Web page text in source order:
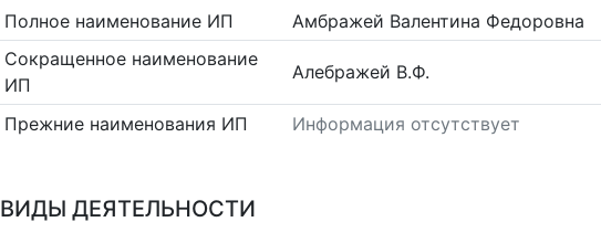
Полное наименование ИП
Амбражей Валентина Федоровна
Сокращенное наименование
ИП
Алебражей В.Ф.
Прежние наименования ИП Информация отсутствует
ВИДЫ ДЕЯТЕЛЬНОСТИ